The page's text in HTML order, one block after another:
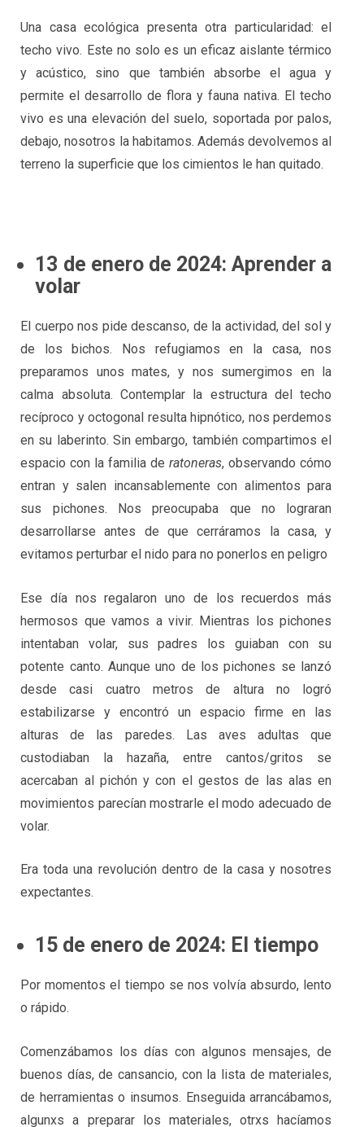
Una casa ecológica presenta otra particularidad: el
techo vivo. Este no solo es un eficaz aislante térmico
y acústico, sino que también absorbe el agua y
permite el desarrollo de flora y fauna nativa. El techo
vivo es una elevación del suelo, soportada por palos,
debajo, nosotros la habitamos. Además devolvemos al
terreno la superficie que los cimientos le han quitado.
13 de enero de 2024: Aprender a
volar
El cuerpo nos pide descanso, de la actividad, del sol y
de los bichos. Nos refugiamos en la casa, nos
preparamos unos mates, y nos sumergimos en la
calma absoluta. Contemplar la estructura del techo
recíproco y octogonal resulta hipnótico, nos perdemos
en su laberinto. Sin embargo, también compartimos el
espacio con la familia deratoneras, observando cómo
entran y salen incansablemente con alimentos para
sus pichones. Nos preocupaba que no lograran
desarrollarse antes de que cerráramos la casa, y
evitamos perturbar el nido para no ponerlos en peligro
Ese día nos regalaron uno de los recuerdos más
hermosos que vamos a vivir. Mientras los pichones
intentaban volar, sus padres los guiaban con su
potente canto. Aunque uno de los pichones se lanzó
desde casi cuatro metros de altura no logró
estabilizarse y encontró un espacio firme en las
alturas de las paredes. Las aves adultas que
custodiaban la hazaña, entre cantos/gritos se
acercaban al pichón y con el gestos de las alas en
movimientos parecían mostrarle el modo adecuado de
volar.
Era toda una revolución dentro de la casa y nosotres
expectantes.
15 de enero de 2024: El tiempo
Por momentos el tiempo se nos volvía absurdo, lento
o rápido.
Comenzábamos los días con algunos mensajes, de
buenos días, de cansancio, con la lista de materiales,
de herramientas o insumos. Enseguida arrancábamos,
algunxs a preparar los materiales, otrxs hacíamos